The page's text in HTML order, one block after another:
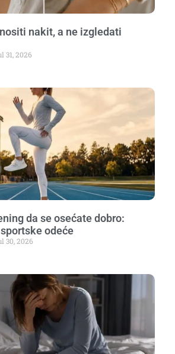
nakit, a ne izgledati
31, 2026
da se osećate dobro:
odeće
30, 2026